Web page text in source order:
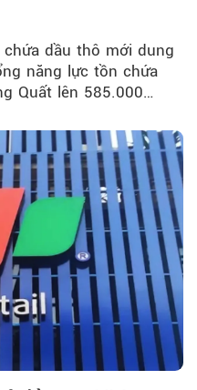
dầu thô mới dung
năng lực tồn chứa
Quất lên 585.000